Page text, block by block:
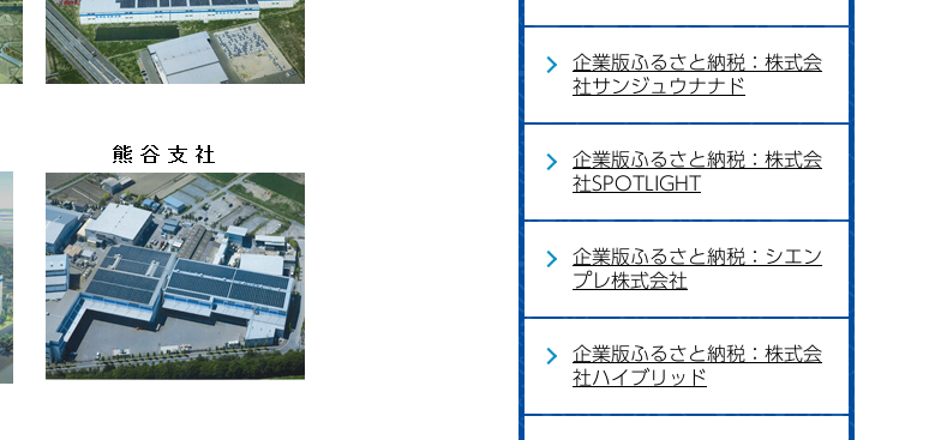
企業版ふるさと納税：株式会
社サンジュウナナド
企業版ふるさと納税：株式会
社SPOTLIGHT
企業版ふるさと納税：シエン
プレ株式会社
企業版ふるさと納税：株式会
社ハイブリッド